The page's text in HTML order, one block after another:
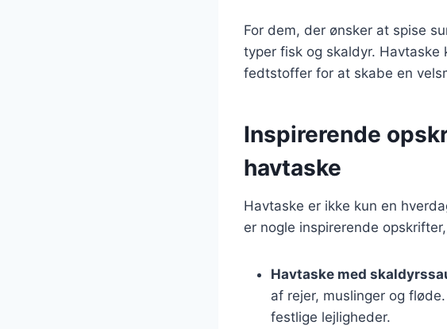
For dem, der ønsker at spise
typer fisk og skaldyr. Havtaske
fedtstoffer for at skabe en
Inspirerende
havtaske
Havtaske er ikke kun en
er nogle inspirerende
Havtaske med
af rejer, muslinger og
festlige lejligheder.